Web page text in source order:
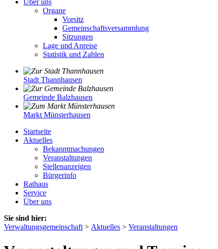
Über uns
Organe
Vorsitz
Gemeinschaftsversammlung
Sitzungen
Lage und Anreise
Statistik und Zahlen
Stadt Thannhausen
Gemeinde Balzhausen
Markt Münsterhausen
Startseite
Aktuelles
Bekanntmachungen
Veranstaltungen
Stellenanzeigen
Bürgerinfo
Rathaus
Service
Über uns
Sie sind hier:
Verwaltungsgemeinschaft > Aktuelles > Veranstaltungen